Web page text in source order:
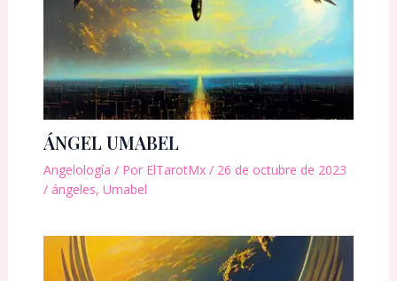
ÁNGEL UMABEL
Angelología / Por ElTarotMx / 26 de octubre de 2023
/ ángeles, Umabel